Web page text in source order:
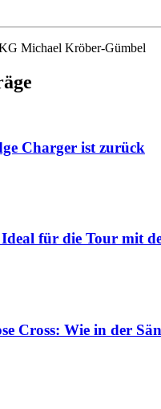
Michael Kröber-Gümbel
Charger ist zurück
für die Tour mit
Cross: Wie in der